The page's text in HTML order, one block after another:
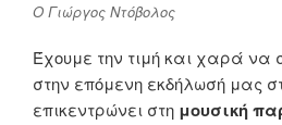
Ο Γιώργος Ντόβολος
Έχουμε την τιμή και χαρά
στην επόμενη εκδήλωσή μας
επικεντρώνει στη μουσική